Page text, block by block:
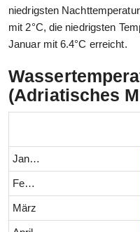
niedrigsten
mit 2°C, die niedrigsten
Januar mit 6.4°C erreicht.
(Adriatisches
Januar
Februar
März